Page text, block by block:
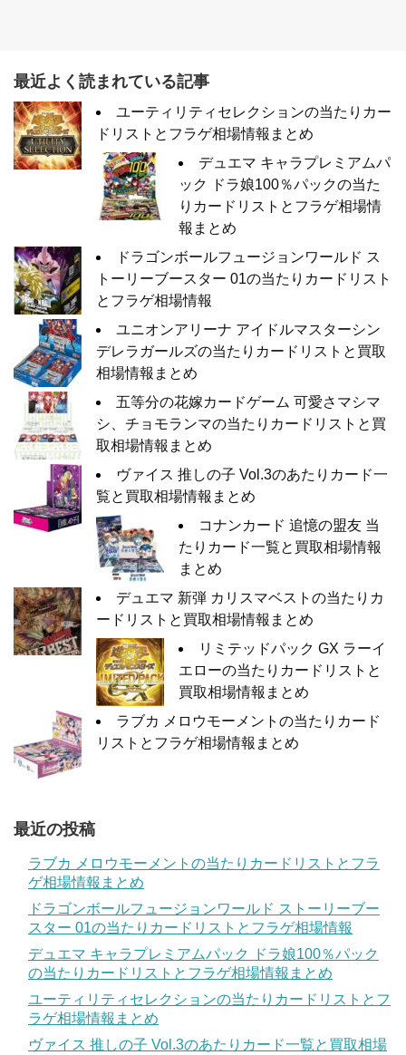
最近よく読まれている記事
ユーティリティセレクションの当たりカー
ドリストとフラゲ相場情報まとめ
デュエマ キャラプレミアムパ
ック ドラ娘100％パックの当た
りカードリストとフラゲ相場情
報まとめ
ドラゴンボールフュージョンワールド ス
トーリーブースター 01の当たりカードリスト
とフラゲ相場情報
ユニオンアリーナ アイドルマスターシン
デレラガールズの当たりカードリストと買取
相場情報まとめ
五等分の花嫁カードゲーム 可愛さマシマ
シ、チョモランマの当たりカードリストと買
取相場情報まとめ
ヴァイス 推しの子 Vol.3のあたりカード一
覧と買取相場情報まとめ
コナンカード 追憶の盟友 当
たりカード一覧と買取相場情報
まとめ
デュエマ 新弾 カリスマベストの当たりカ
ードリストと買取相場情報まとめ
リミテッドパック GX ラーイ
エローの当たりカードリストと
買取相場情報まとめ
ラブカ メロウモーメントの当たりカード
リストとフラゲ相場情報まとめ
最近の投稿
ラブカ メロウモーメントの当たりカードリストとフラ
ゲ相場情報まとめ
ドラゴンボールフュージョンワールド ストーリーブー
スター 01の当たりカードリストとフラゲ相場情報
デュエマ キャラプレミアムパック ドラ娘100％パック
の当たりカードリストとフラゲ相場情報まとめ
ユーティリティセレクションの当たりカードリストとフ
ラゲ相場情報まとめ
ヴァイス 推しの子 Vol.3のあたりカード一覧と買取相場